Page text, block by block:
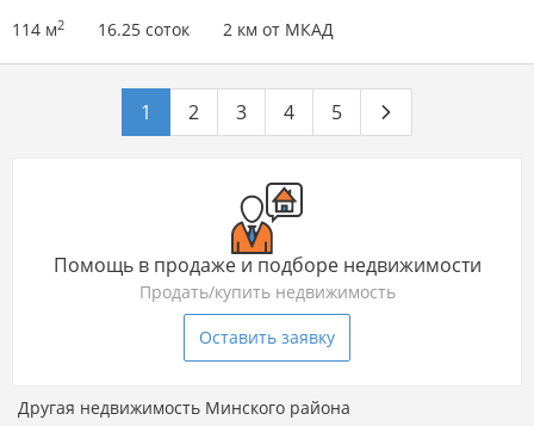
114 м2 16.25 соток 2 км от МКАД
1 2 3 4 5
Помощь в продаже и подборе недвижимости
Продать/купить недвижимость
Оставить заявку
Другая недвижимость Минского района